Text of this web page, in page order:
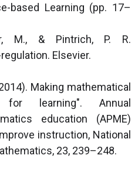
based Learning (pp. 17–
M., & Pintrich, P. R.
Elsevier.
Making mathematical
for learning". Annual
education (APME)
instruction, National
23, 239–248.